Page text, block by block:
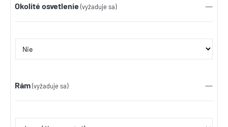
Okolité osvetlenie (vyžaduje sa)
Rám(vyžaduje sa)